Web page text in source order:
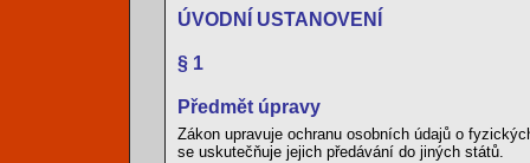
ÚVODNÍ USTANOVENÍ
§ 1
Předmět úpravy
Zákon upravuje ochranu osobních údajů o
se uskutečňuje jejich předávání do jiných států.